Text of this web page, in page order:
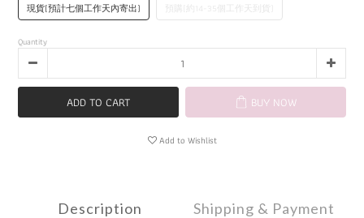
現貨(預計七個工作天內寄出) 預購(約14-35個工作天到貨)
Quantity
ADD TO CART BUY NOW
Add to Wishlist
Description Shipping & Payment